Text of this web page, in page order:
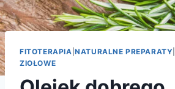
FITOTERAPIA |NATURALNE PREPARATY
ZIOŁOWE